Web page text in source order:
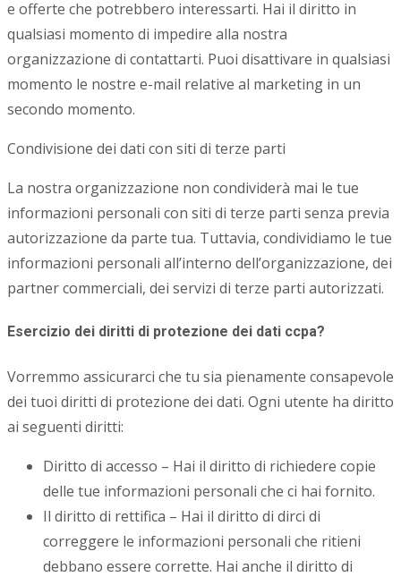
e offerte che potrebbero interessarti. Hai il diritto in
qualsiasi momento di impedire alla nostra
organizzazione di contattarti. Puoi disattivare in qualsiasi
momento le nostre e-mail relative al marketing in un
secondo momento.
Condivisione dei dati con siti di terze parti
La nostra organizzazione non condividerà mai le tue
informazioni personali con siti di terze parti senza previa
autorizzazione da parte tua. Tuttavia, condividiamo le tue
informazioni personali all’interno dell’organizzazione, dei
partner commerciali, dei servizi di terze parti autorizzati.
Esercizio dei diritti di protezione dei dati ccpa?
Vorremmo assicurarci che tu sia pienamente consapevole
dei tuoi diritti di protezione dei dati. Ogni utente ha diritto
ai seguenti diritti:
Diritto di accesso – Hai il diritto di richiedere copie
delle tue informazioni personali che ci hai fornito.
Il diritto di rettifica – Hai il diritto di dirci di
correggere le informazioni personali che ritieni
debbano essere corrette. Hai anche il diritto di